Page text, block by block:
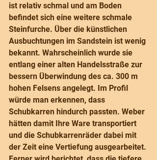
ist relativ schmal und am Boden
befindet sich eine weitere schmale
Steinfurche. Über die künstlichen
Ausbuchtungen im Sandstein ist wenig
bekannt. Wahrscheinlich wurde sie
entlang einer alten Handelsstraße zur
bessern Überwindung des ca. 300 m
hohen Felsens angelegt. Im Profil
würde man erkennen, dass
Schubkarren hindurch passten. Weber
hätten damit Ihre Ware transportiert
und die Schubkarrenräder dabei mit
der Zeit eine Vertiefung ausgearbeitet.